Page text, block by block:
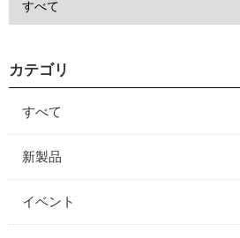
カテゴリ
すべて
新製品
イベント